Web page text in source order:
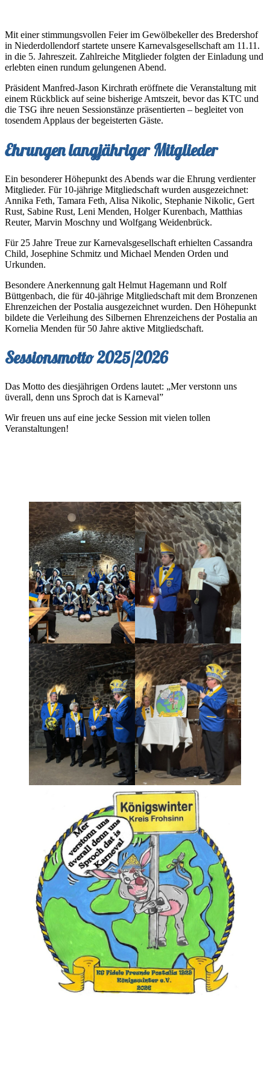
Mit einer stimmungsvollen Feier im Gewölbekeller des Bredershof
in Niederdollendorf startete unsere Karnevalsgesellschaft am 11.11.
in die 5. Jahreszeit. Zahlreiche Mitglieder folgten der Einladung und
erlebten einen rundum gelungenen Abend.
Präsident Manfred-Jason Kirchrath eröffnete die Veranstaltung mit
einem Rückblick auf seine bisherige Amtszeit, bevor das KTC und
die TSG ihre neuen Sessionstänze präsentierten – begleitet von
tosendem Applaus der begeisterten Gäste.
Ehrungen langjähriger Mitglieder
Ein besonderer Höhepunkt des Abends war die Ehrung verdienter
Mitglieder. Für 10-jährige Mitgliedschaft wurden ausgezeichnet:
Annika Feth, Tamara Feth, Alisa Nikolic, Stephanie Nikolic, Gert
Rust, Sabine Rust, Leni Menden, Holger Kurenbach, Matthias
Reuter, Marvin Moschny und Wolfgang Weidenbrück.
Für 25 Jahre Treue zur Karnevalsgesellschaft erhielten Cassandra
Child, Josephine Schmitz und Michael Menden Orden und
Urkunden.
Besondere Anerkennung galt Helmut Hagemann und Rolf
Büttgenbach, die für 40-jährige Mitgliedschaft mit dem Bronzenen
Ehrenzeichen der Postalia ausgezeichnet wurden. Den Höhepunkt
bildete die Verleihung des Silbernen Ehrenzeichens der Postalia an
Kornelia Menden für 50 Jahre aktive Mitgliedschaft.
Sessionsmotto 2025/2026
Das Motto des diesjährigen Ordens lautet: „Mer verstonn uns
üverall, denn uns Sproch dat is Karneval”
Wir freuen uns auf eine jecke Session mit vielen tollen
Veranstaltungen!